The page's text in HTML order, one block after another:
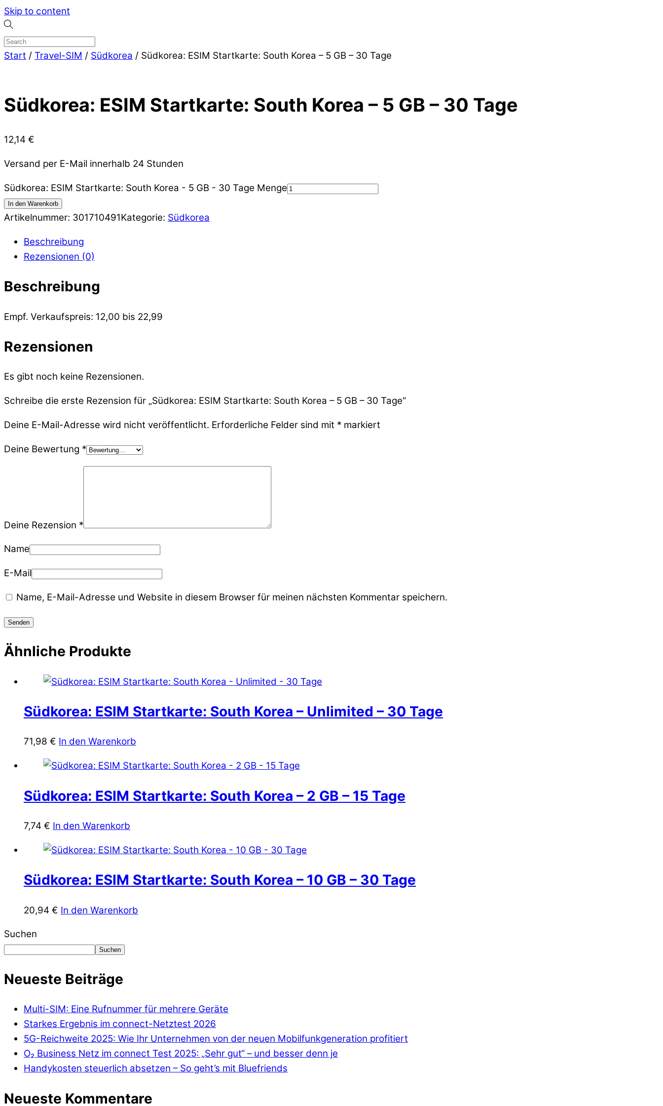
Skip to content
Start / Travel-SIM / Südkorea / Südkorea: ESIM Startkarte: South Korea – 5 GB – 30 Tage
Südkorea: ESIM Startkarte: South Korea – 5 GB – 30 Tage
12,14 €
Versand per E-Mail innerhalb 24 Stunden
Südkorea: ESIM Startkarte: South Korea - 5 GB - 30 Tage Menge
In den Warenkorb
Artikelnummer: 301710491Kategorie: Südkorea
Beschreibung
Rezensionen (0)
Beschreibung
Empf. Verkaufspreis: 12,00 bis 22,99
Rezensionen
Es gibt noch keine Rezensionen.
Schreibe die erste Rezension für „Südkorea: ESIM Startkarte: South Korea – 5 GB – 30 Tage“
Deine E-Mail-Adresse wird nicht veröffentlicht. Erforderliche Felder sind mit * markiert
Deine Bewertung *
Deine Rezension *
Name
E-Mail
Name, E-Mail-Adresse und Website in diesem Browser für meinen nächsten Kommentar speichern.
Ähnliche Produkte
Südkorea: ESIM Startkarte: South Korea – Unlimited – 30 Tage
71,98 € In den Warenkorb
Südkorea: ESIM Startkarte: South Korea – 2 GB – 15 Tage
7,74 € In den Warenkorb
Südkorea: ESIM Startkarte: South Korea – 10 GB – 30 Tage
20,94 € In den Warenkorb
Suchen
Suchen
Neueste Beiträge
Multi-SIM: Eine Rufnummer für mehrere Geräte
Starkes Ergebnis im connect-Netztest 2026
5G-Reichweite 2025: Wie Ihr Unternehmen von der neuen Mobilfunkgeneration profitiert
O₂ Business Netz im connect Test 2025: „Sehr gut“ – und besser denn je
Handykosten steuerlich absetzen – So geht’s mit Bluefriends
Neueste Kommentare